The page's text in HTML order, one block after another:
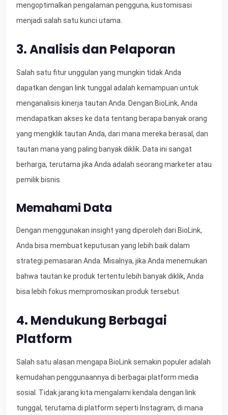
mengoptimalkan pengalaman pengguna, kustomisasi
menjadi salah satu kunci utama.
3. Analisis dan Pelaporan
Salah satu fitur unggulan yang mungkin tidak Anda
dapatkan dengan link tunggal adalah kemampuan untuk
menganalisis kinerja tautan Anda. Dengan BioLink, Anda
mendapatkan akses ke data tentang berapa banyak orang
yang mengklik tautan Anda, dari mana mereka berasal, dan
tautan mana yang paling banyak diklik. Data ini sangat
berharga, terutama jika Anda adalah seorang marketer atau
pemilik bisnis.
Memahami Data
Dengan menggunakan insight yang diperoleh dari BioLink,
Anda bisa membuat keputusan yang lebih baik dalam
strategi pemasaran Anda. Misalnya, jika Anda menemukan
bahwa tautan ke produk tertentu lebih banyak diklik, Anda
bisa lebih fokus mempromosikan produk tersebut.
4. Mendukung Berbagai
Platform
Salah satu alasan mengapa BioLink semakin populer adalah
kemudahan penggunaannya di berbagai platform media
sosial. Tidak jarang kita mengalami kendala dengan link
tunggal, terutama di platform seperti Instagram, di mana